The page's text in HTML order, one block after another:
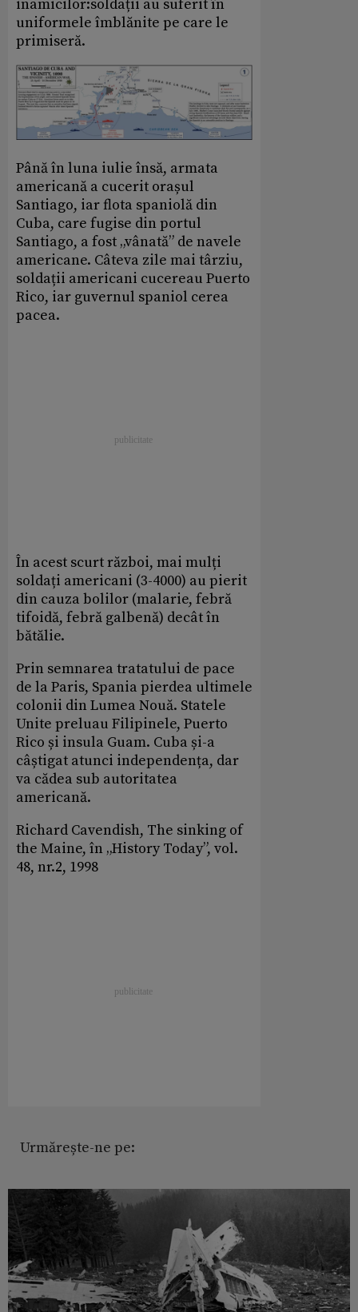
inamicilor:soldații au suferit în
uniformele îmblănite pe care le
primiseră.
Până în luna iulie însă, armata
americană a cucerit orașul
Santiago, iar flota spaniolă din
Cuba, care fugise din portul
Santiago, a fost „vânată” de navele
americane. Câteva zile mai târziu,
soldații americani cucereau Puerto
Rico, iar guvernul spaniol cerea
pacea.
În acest scurt război, mai mulți
soldați americani (3-4000) au pierit
din cauza bolilor (malarie, febră
tifoidă, febră galbenă) decât în
bătălie.
Prin semnarea tratatului de pace
de la Paris, Spania pierdea ultimele
colonii din Lumea Nouă. Statele
Unite preluau Filipinele, Puerto
Rico și insula Guam. Cuba și-a
câștigat atunci independența, dar
va cădea sub autoritatea
americană.
Richard Cavendish, The sinking of
the Maine, în „History Today”, vol.
48, nr.2, 1998
Urmărește-ne pe: